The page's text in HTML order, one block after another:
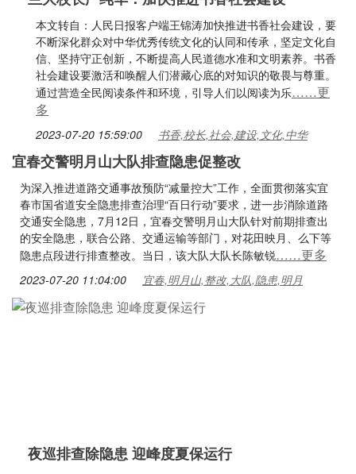
本文转自：人民日报客户端王锦涛加快推进书香社会建设，要
不断深化群众对中华优秀传统文化的认同和传承，坚定文化自
信、坚持守正创新，不断提高人民道德水准和文明素养。书香
社会建设要激活和唤醒人们潜藏心底的对知识的敬畏与尊重。
通过营造全民阅读条件和环境，引导人们以阅读为乐……更
多
2023-07-20 15:59:00 书香,校长,社会,建设,文化,中华
宜春交警明月山大队排查隐患促整改
为深入推进道路交通事故预防“减量控大”工作，全面贯彻落实宜
春市国省道安全隐患排查治理“百日行动”要求，进一步消除道路
交通安全隐患，7月12日，宜春交警明月山大队针对前期排查出
的安全隐患，联合公路、交通运输等部门，对花田映月、么下等
隐患点段进行排查整改。当日，该大队大队长陈敏锐……更多
2023-07-20 11:04:00 宜春,明月山,整改,大队,隐患,明月
夜巡排查除隐患 迎峰度夏保运行